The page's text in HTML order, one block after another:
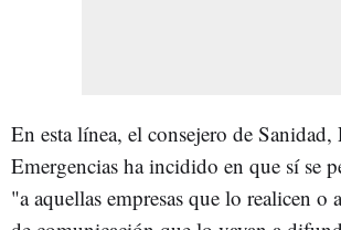
En esta línea, el consejero de Sanidad,
Emergencias ha incidido en que sí se
"a aquellas empresas que lo realicen o